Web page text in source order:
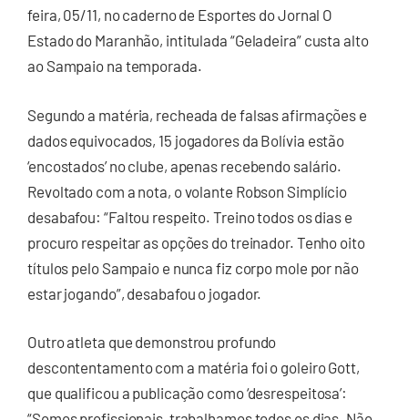
feira, 05/11, no caderno de Esportes do Jornal O
Estado do Maranhão, intitulada “Geladeira” custa alto
ao Sampaio na temporada.
Segundo a matéria, recheada de falsas afirmações e
dados equivocados, 15 jogadores da Bolívia estão
‘encostados’ no clube, apenas recebendo salário.
Revoltado com a nota, o volante Robson Simplício
desabafou: “Faltou respeito. Treino todos os dias e
procuro respeitar as opções do treinador. Tenho oito
títulos pelo Sampaio e nunca fiz corpo mole por não
estar jogando”, desabafou o jogador.
Outro atleta que demonstrou profundo
descontentamento com a matéria foi o goleiro Gott,
que qualificou a publicação como ‘desrespeitosa’: